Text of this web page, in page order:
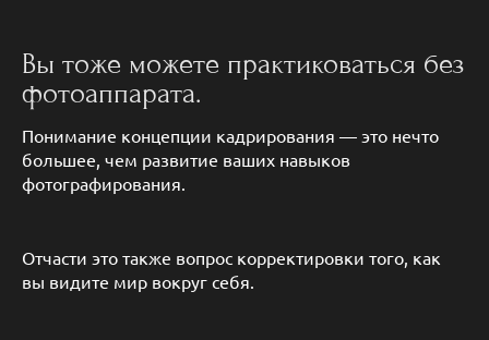
Вы тоже можете практиковаться без
фотоаппарата.​
Понимание концепции кадрирования — это нечто
большее, чем развитие ваших навыков
фотографирования.
Отчасти это также вопрос корректировки того, как
вы видите мир вокруг себя.